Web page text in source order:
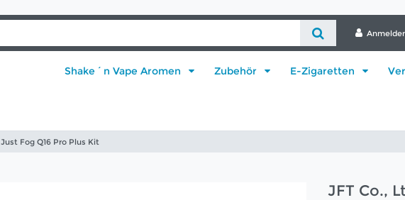
Shake´n Vape Aromen Zubehör E-Zigaretten
Just Fog Q16 Pro Plus Kit
JFT Co.,